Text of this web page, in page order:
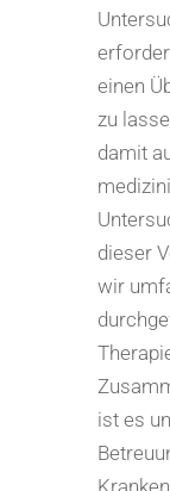
einen
zu
damit
dieser
wir
ist es